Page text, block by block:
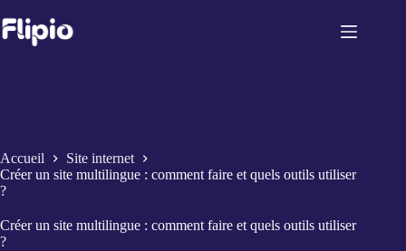
au
contenu
Accueil
Site internet
Créer un site multilingue : comment faire et quels outils utiliser
?
Créer un site multilingue : comment faire et quels outils utiliser
?